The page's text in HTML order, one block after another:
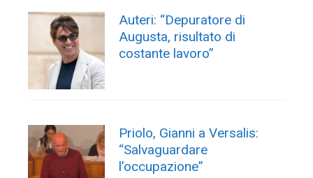
Auteri: “Depuratore di
Augusta, risultato di
costante lavoro”
Priolo, Gianni a Versalis:
“Salvaguardare
l’occupazione”